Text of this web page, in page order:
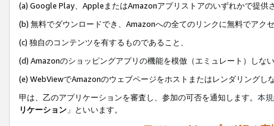
(a) Google Play、AppleまたはAmazonアプリストアのいずれかで提供
(b) 無料でダウンロードでき、Amazonへの全てのリンクに無料でアク
(c) 独自のコンテンツを有するものであること、
(d) Amazonのショッピングアプリの機能を模倣（エミュレート）しな
(e) WebViewでAmazonのウェブページをホストまたはレンダリングし
甲は、乙のアプリケーションを審査し、参加の可否を通知します。 本
リケーション 」といいます。